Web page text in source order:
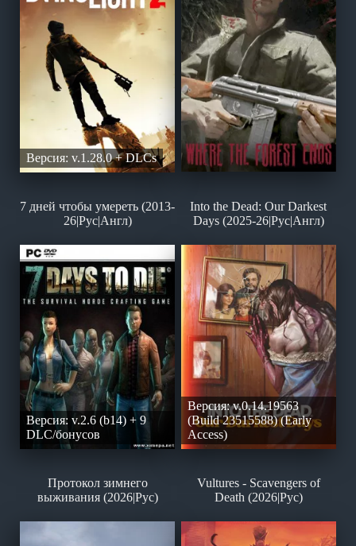
Версия: v.1.28.0 + DLCs
7 дней чтобы умереть (2013-
26|Рус|Англ)
Версия: v.2.6 (b14) + 9
DLC/бонусов
Into the Dead: Our Darkest
Days (2025-26|Рус|Англ)
Версия: v.0.14.19563
(Build 23515588) (Early
Access)
Протокол зимнего
выживания (2026|Рус)
Vultures - Scavengers of
Death (2026|Рус)